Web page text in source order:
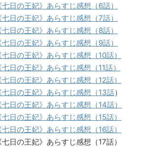
日の王妃》あらすじ感想（6話）
日の王妃》あらすじ感想（7話）
日の王妃》あらすじ感想（8話）
日の王妃》あらすじ感想（9話）
日の王妃》あらすじ感想（10話）
日の王妃》あらすじ感想（11話）
日の王妃》あらすじ感想（12話）
日の王妃》あらすじ感想（13話）
日の王妃》あらすじ感想（14話）
日の王妃》あらすじ感想（15話）
日の王妃》あらすじ感想（16話）
日の王妃》あらすじ感想（17話）